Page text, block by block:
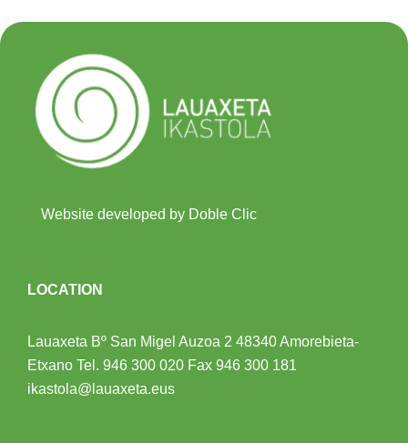
Website developed by Doble Clic
LOCATION
Lauaxeta Bº San Migel Auzoa 2 48340 Amorebieta-
Etxano Tel. 946 300 020 Fax 946 300 181
ikastola@lauaxeta.eus